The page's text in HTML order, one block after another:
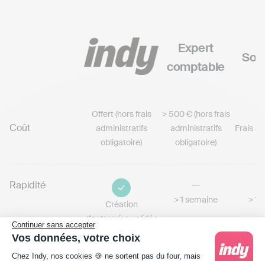
Continuer sans accepter
Vos données, votre choix
Plateforme de Gestion du Consentement :
Chez Indy, nos cookies 🍪 ne sortent pas du four, mais
Expert
comptable
Coût
Offert (hors frais
administratifs
obligatoire)
> 500 € (hors frais
administratifs
obligatoire)
Frais
Rapidité
Création
d'entreprise validée
en quelques jours
> 1 semaine > 1